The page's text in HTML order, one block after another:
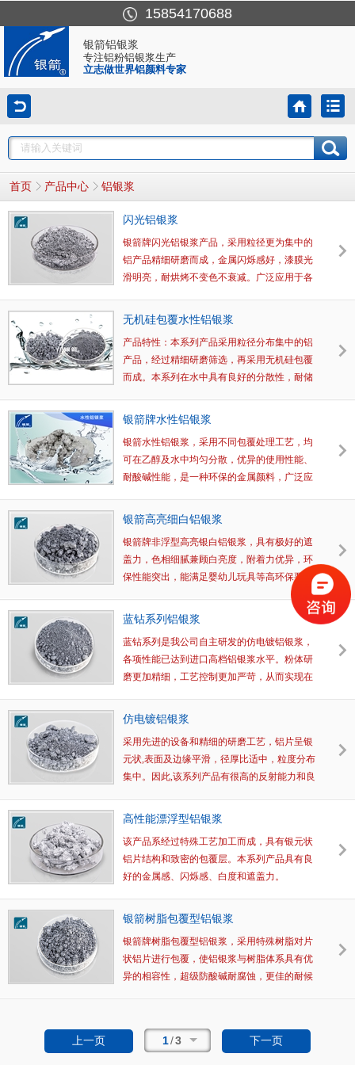
15854170688
银箭铝银浆
专注铝粉铝银浆生产
立志做世界铝颜料专家
首页 产品中心 铝银浆
闪光铝银浆
银箭牌闪光铝银浆产品，采用粒径更为集中的
铝产品精细研磨而成，金属闪烁感好，漆膜光
滑明亮，耐烘烤不变色不衰减。广泛应用于各
无机硅包覆水性铝银浆
产品特性：本系列产品采用粒径分布集中的铝
产品，经过精细研磨筛选，再采用无机硅包覆
而成。本系列在水中具有良好的分散性，耐储
颜料。
银箭牌水性铝银浆
银箭水性铝银浆，采用不同包覆处理工艺，均
可在乙醇及水中均匀分散，优异的使用性能、
耐酸碱性能，是一种环保的金属颜料，广泛应
漆，水性塑胶漆等
银箭高亮细白铝银浆
银箭牌非浮型高亮银白铝银浆，具有极好的遮
盖力，色相细腻兼顾白亮度，附着力优异，环
保性能突出，能满足婴幼儿玩具等高环保要
求，不含双酚A、重金属及萘等多环芳烃，特
别适用于玩具、电子产品、车内饰品等的装饰
批批检测，确保质量放心！
蓝钻系列铝银浆
蓝钻系列是我公司自主研发的仿电镀铝银浆，
各项性能已达到进口高档铝银浆水平。粉体研
磨更加精细，工艺控制更加严苛，从而实现在
规铝银浆相比，具有粒径分布窄、金属感强、
电、汽车涂料等对表面效果要求较高的用途，
也可应用于其它体系。 订购热线：0531-
83830688
仿电镀铝银浆
采用先进的设备和精细的研磨工艺，铝片呈银
元状,表面及边缘平滑，径厚比适中，粒度分布
集中。因此,该系列产品有很高的反射能力和良
滑，达到类似电镀的金属效果。
高性能漂浮型铝银浆
该产品系经过特殊工艺加工而成，具有银元状
铝片结构和致密的包覆层。本系列产品具有良
好的金属感、闪烁感、白度和遮盖力。
银箭树脂包覆型铝银浆
银箭牌树脂包覆型铝银浆，采用特殊树脂对片
状铝片进行包覆，使铝银浆与树脂体系具有优
异的相容性，超级防酸碱耐腐蚀，更佳的耐候
桥梁钢构漆、建筑外墙涂料以及卷材涂料等溶
上一页 1/3 下一页